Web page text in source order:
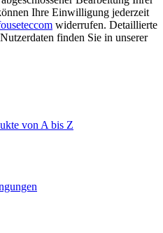
Ihre Einwilligung jederzeit
useteccom widerrufen. Detaillierte
finden Sie in unserer
von A bis Z